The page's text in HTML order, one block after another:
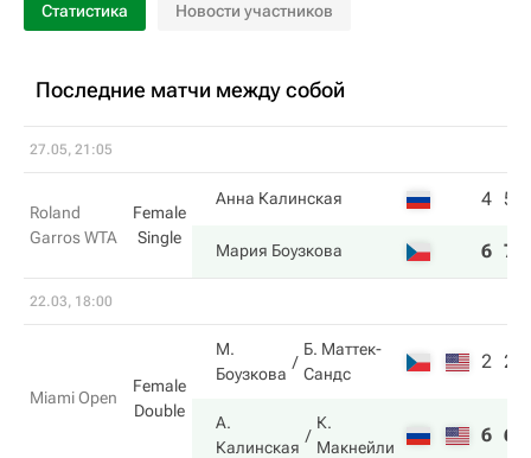
Статистика Новости участников
Последние матчи между собой
27.05, 21:05
Roland
Garros WTA
Female
Single
Анна Калинская 4 5
Мария Боузкова 6 7
22.03, 18:00
Miami Open
Female
Double
М.
Боузкова
Б. Маттек-
Сандс
2 2
А.
Калинская
К.
Макнейли
6 6